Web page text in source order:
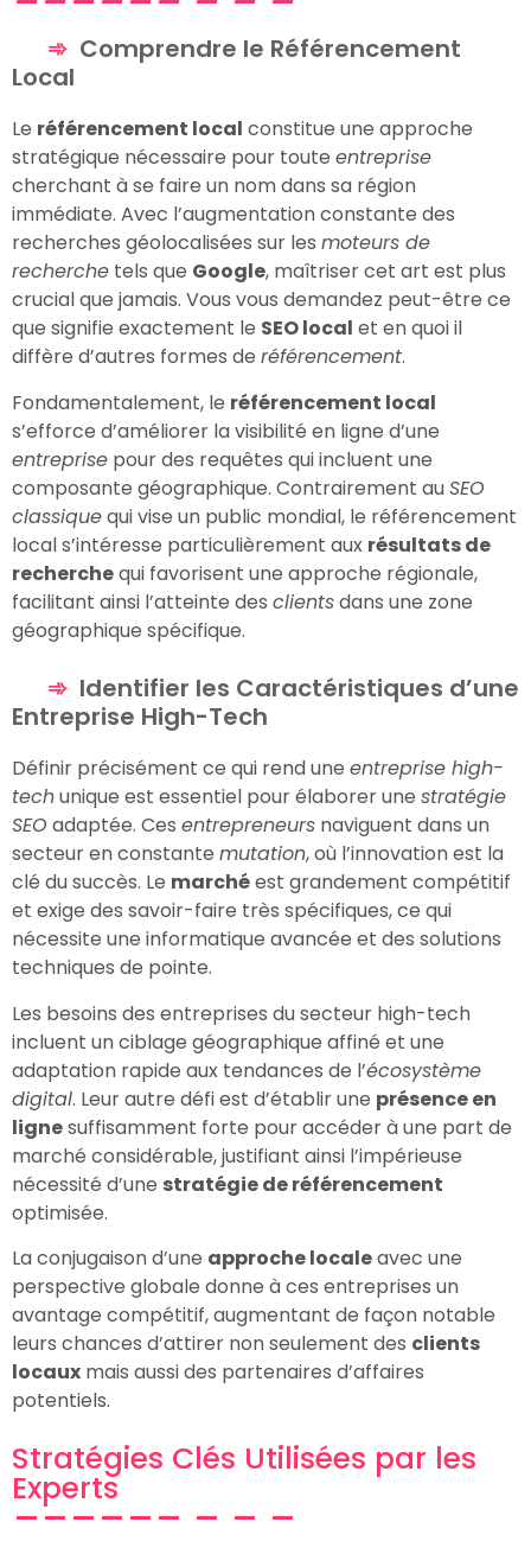
Comprendre le Référencement
Local
Le référencement local constitue une approche
stratégique nécessaire pour toute entreprise
cherchant à se faire un nom dans sa région
immédiate. Avec l’augmentation constante des
recherches géolocalisées sur les moteurs de
recherche tels que Google, maîtriser cet art est plus
crucial que jamais. Vous vous demandez peut-être ce
que signifie exactement le SEO local et en quoi il
diffère d’autres formes de référencement.
Fondamentalement, le référencement local
s’efforce d’améliorer la visibilité en ligne d’une
entreprise pour des requêtes qui incluent une
composante géographique. Contrairement auSEO
classiquequi vise un public mondial, le référencement
local s’intéresse particulièrement aux résultats de
recherchequi favorisent une approche régionale,
facilitant ainsi l’atteinte des clientsdans une zone
géographique spécifique.
Identifier les Caractéristiques d’une
Entreprise High-Tech
Définir précisément ce qui rend une entreprise high-
techunique est essentiel pour élaborer une stratégie
SEO adaptée. Ces entrepreneurs naviguent dans un
secteur en constante mutation, où l’innovation est la
clé du succès. Le marchéest grandement compétitif
et exige des savoir-faire très spécifiques, ce qui
nécessite une informatique avancée et des solutions
techniques de pointe.
Les besoins des entreprises du secteur high-tech
incluent un ciblage géographique affiné et une
adaptation rapide aux tendances de l’écosystème
digital. Leur autre défi est d’établir une présence en
lignesuffisamment forte pour accéder à une part de
marché considérable, justifiant ainsi l’impérieuse
nécessité d’une stratégie de référencement
optimisée.
La conjugaison d’une approche localeavec une
perspective globale donne à ces entreprises un
avantage compétitif, augmentant de façon notable
leurs chances d’attirer non seulement des clients
locaux mais aussi des partenaires d’affaires
potentiels.
Stratégies Clés Utilisées par les
Experts